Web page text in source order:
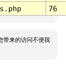
76
带来的访问不便我